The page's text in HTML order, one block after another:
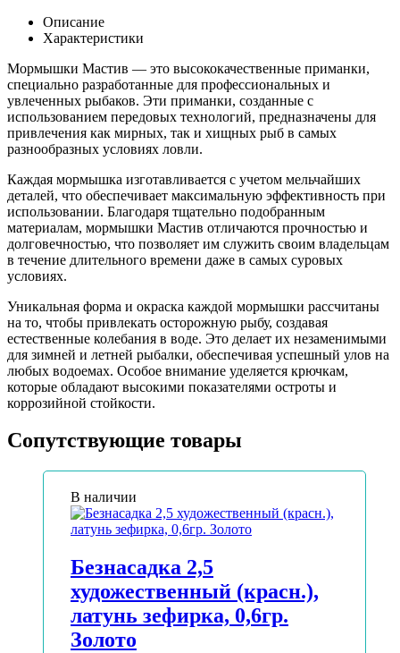
Описание
Характеристики
Мормышки Мастив — это высококачественные приманки,
специально разработанные для профессиональных и
увлеченных рыбаков. Эти приманки, созданные с
использованием передовых технологий, предназначены для
привлечения как мирных, так и хищных рыб в самых
разнообразных условиях ловли.
Каждая мормышка изготавливается с учетом мельчайших
деталей, что обеспечивает максимальную эффективность при
использовании. Благодаря тщательно подобранным
материалам, мормышки Мастив отличаются прочностью и
долговечностью, что позволяет им служить своим владельцам
в течение длительного времени даже в самых суровых
условиях.
Уникальная форма и окраска каждой мормышки рассчитаны
на то, чтобы привлекать осторожную рыбу, создавая
естественные колебания в воде. Это делает их незаменимыми
для зимней и летней рыбалки, обеспечивая успешный улов на
любых водоемах. Особое внимание уделяется крючкам,
которые обладают высокими показателями остроты и
коррозийной стойкости.
Сопутствующие товары
В наличии
Безнасадка 2,5
художественный (красн.),
латунь зефирка, 0,6гр.
Золото